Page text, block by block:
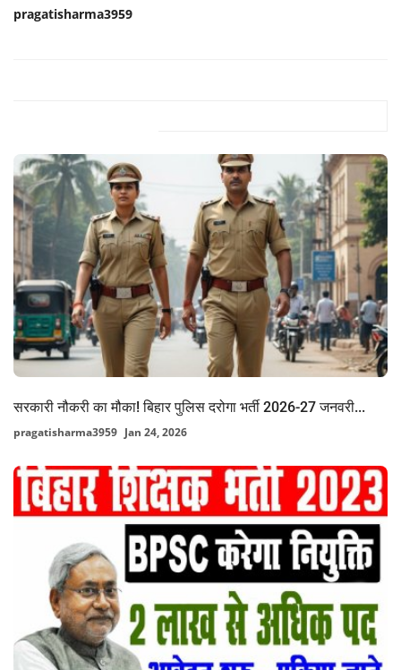
pragatisharma3959
सरकारी नौकरी का मौका! बिहार पुलिस दरोगा भर्ती 2026-27 जनवरी...
pragatisharma3959 Jan 24, 2026